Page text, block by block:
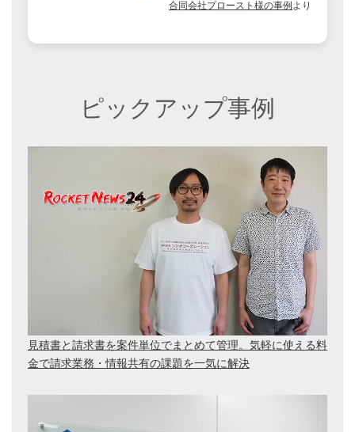
合同会社プロースト様の事例より
ピックアップ事例
見積書と請求書を案件単位でまとめて管理。気軽に使える料
金で請求業務・情報共有の課題を一気に解決